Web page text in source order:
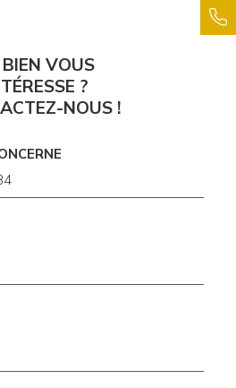
BIEN VOUS
?
NOUS !